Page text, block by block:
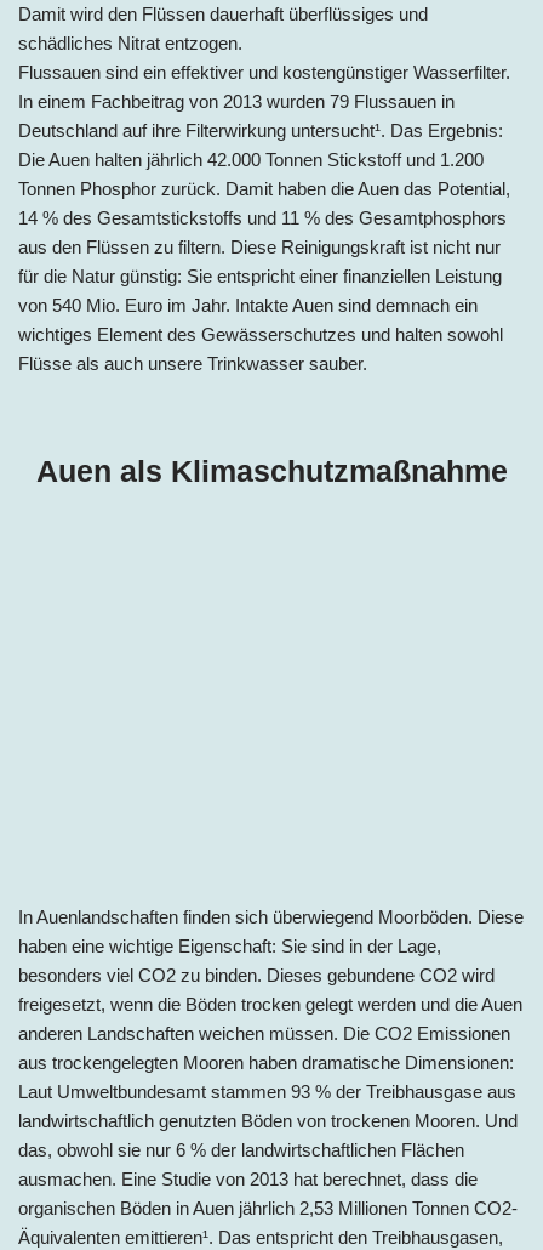
Damit wird den Flüssen dauerhaft überflüssiges und
schädliches Nitrat entzogen.
Flussauen sind ein effektiver und kostengünstiger Wasserfilter.
In einem Fachbeitrag von 2013 wurden 79 Flussauen in
Deutschland auf ihre Filterwirkung untersucht¹. Das Ergebnis:
Die Auen halten jährlich 42.000 Tonnen Stickstoff und 1.200
Tonnen Phosphor zurück. Damit haben die Auen das Potential,
14 % des Gesamtstickstoffs und 11 % des Gesamtphosphors
aus den Flüssen zu filtern. Diese Reinigungskraft ist nicht nur
für die Natur günstig: Sie entspricht einer finanziellen Leistung
von 540 Mio. Euro im Jahr. Intakte Auen sind demnach ein
wichtiges Element des Gewässerschutzes und halten sowohl
Flüsse als auch unsere Trinkwasser sauber.
Auen als Klimaschutzmaßnahme
In Auenlandschaften finden sich überwiegend Moorböden. Diese
haben eine wichtige Eigenschaft: Sie sind in der Lage,
besonders viel CO2 zu binden. Dieses gebundene CO2 wird
freigesetzt, wenn die Böden trocken gelegt werden und die Auen
anderen Landschaften weichen müssen. Die CO2 Emissionen
aus trockengelegten Mooren haben dramatische Dimensionen:
Laut Umweltbundesamt stammen 93 % der Treibhausgase aus
landwirtschaftlich genutzten Böden von trockenen Mooren. Und
das, obwohl sie nur 6 % der landwirtschaftlichen Flächen
ausmachen. Eine Studie von 2013 hat berechnet, dass die
organischen Böden in Auen jährlich 2,53 Millionen Tonnen CO2-
Äquivalenten emittieren¹. Das entspricht den Treibhausgasen,